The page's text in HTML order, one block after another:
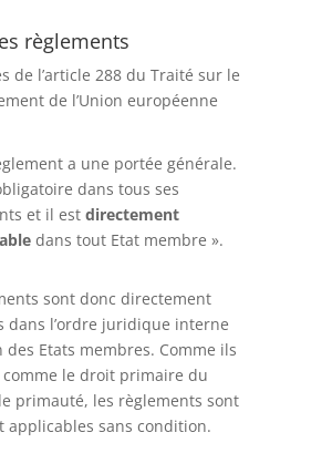
de l’article 288 du Traité sur le
de l’Union européenne
a une portée générale.
dans tous ses
et il est directement
dans tout Etat membre ».
sont donc directement
dans l’ordre juridique interne
des Etats membres. Comme ils
le droit primaire du
primauté, les règlements sont
applicables sans condition.